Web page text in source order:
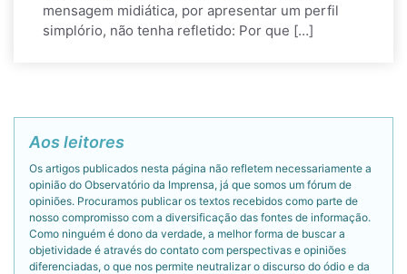
mensagem midiática, por apresentar um perfil
simplório, não tenha refletido: Por que […]
Aos leitores
Os artigos publicados nesta página não refletem necessariamente a
opinião do Observatório da Imprensa, já que somos um fórum de
opiniões. Procuramos publicar os textos recebidos como parte de
nosso compromisso com a diversificação das fontes de informação.
Como ninguém é dono da verdade, a melhor forma de buscar a
objetividade é através do contato com perspectivas e opiniões
diferenciadas, o que nos permite neutralizar o discurso do ódio e da